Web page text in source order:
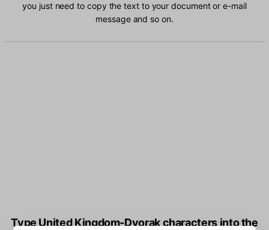
you just need to copy the text to your document or e-mail
message and so on.
Type United Kingdom-Dvorak characters into the